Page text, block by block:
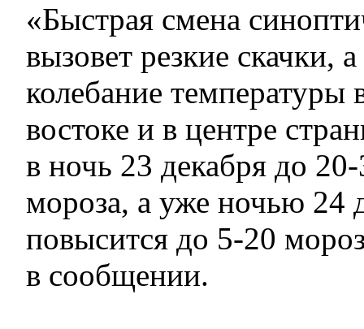
«Быстрая смена
вызовет резкие скачки,
колебание температуры
востоке и в центре
в ночь 23 декабря до
мороза, а уже ночью 24
повысится до 5-20
в сообщении.